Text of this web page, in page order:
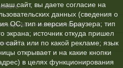
хорошо и что такое плохо"
сайт, вы даете согласие на
данных (сведения о
ОС; тип и версия Браузера; тип
экрана; источник откуда пришел
сайта или по какой рекламе; язык
открывает и на какие кнопки
в целях функционирования